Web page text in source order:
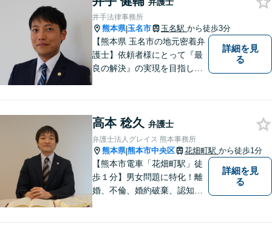
指します【LINE対応】
井手法律事務所
熊本県|玉名市 玉名駅 から徒歩3分
【熊本県 玉名市の地元密着弁
護士】依頼者様にとって『最
良の解決』の実現を目指しま
詳細を見
る
高本 稔久 弁護士
弁護士法人グレイス 熊本事務所
熊本県|熊本市中央区 花畑町駅 から徒歩1分
【熊本市電車「花畑町駅」徒
歩１分】男女問題に特化！離
婚、不倫、婚約破棄、認知、
詳細を見
る